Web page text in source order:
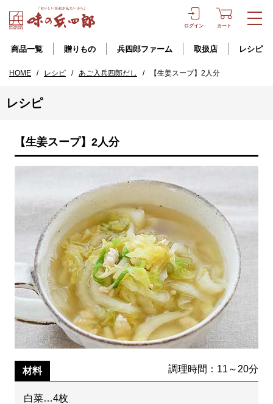
ログイン カート
商品一覧 贈りもの 兵四郎ファーム 取扱店 レシピ
HOME / レシピ / あご入兵四郎だし / 【生姜スープ】2人分
レシピ
【生姜スープ】2人分
材料 調理時間：11～20分
白菜…4枚